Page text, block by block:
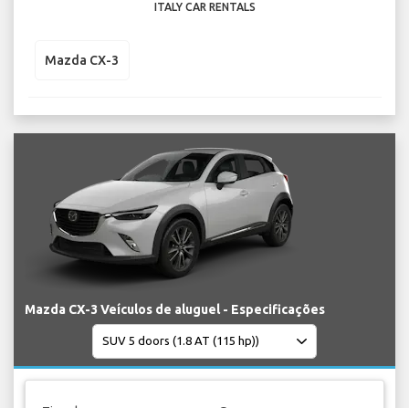
ITALY CAR RENTALS
Mazda CX-3
Mazda CX-3 Veículos de aluguel - Especificações